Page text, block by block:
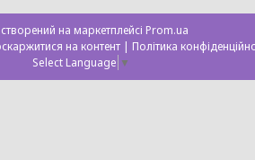
на маркетплейсі Prom.ua
на контент | Політика
Select Language ▼